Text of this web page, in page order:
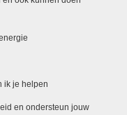
ik je helpen
en ondersteun jouw